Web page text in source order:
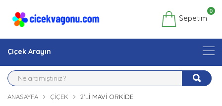
Sepetim
0
Çiçek Arayın
ANASAYFA ÇIÇEK 2’LI MAVI ORKIDE